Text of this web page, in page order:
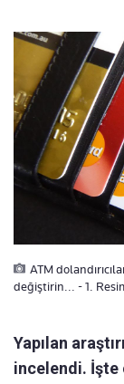
ATM
değiştirin... - 1.
Yapılan
incelendi. İşte